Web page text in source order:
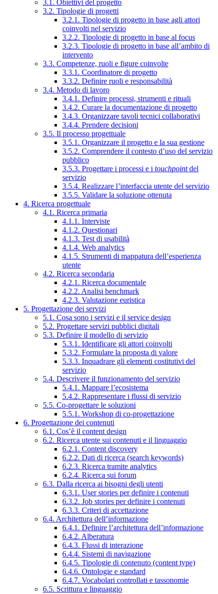
3.1. Obiettivi del progetto
3.2. Tipologie di progetti
3.2.1. Tipologie di progetto in base agli attori
coinvolti nel servizio
3.2.2. Tipologie di progetto in base al focus
3.2.3. Tipologie di progetto in base all’ambito di
intervento
3.3. Competenze, ruoli e figure coinvolte
3.3.1. Coordinatore di progetto
3.3.2. Definire ruoli e responsabilità
3.4. Metodo di lavoro
3.4.1. Definire processi, strumenti e rituali
3.4.2. Curare la documentazione di progetto
3.4.3. Organizzare tavoli tecnici collaborativi
3.4.4. Prendere decisioni
3.5. Il processo progettuale
3.5.1. Organizzare il progetto e la sua gestione
3.5.2. Comprendere il contesto d’uso del servizio
pubblico
3.5.3. Progettare i processi e i touchpointdel
servizio
3.5.4. Realizzare l’interfaccia utente del servizio
3.5.5. Validare la soluzione ottenuta
4. Ricerca progettuale
4.1. Ricerca primaria
4.1.1. Interviste
4.1.2. Questionari
4.1.3. Test di usabilità
4.1.4. Web analytics
4.1.5. Strumenti di mappatura dell’esperienza
utente
4.2. Ricerca secondaria
4.2.1. Ricerca documentale
4.2.2. Analisi benchmark
4.2.3. Valutazione euristica
5. Progettazione dei servizi
5.1. Cosa sono i servizi e il service design
5.2. Progettare servizi pubblici digitali
5.3. Definire il modello di servizio
5.3.1. Identificare gli attori coinvolti
5.3.2. Formulare la proposta di valore
5.3.3. Inquadrare gli elementi costitutivi del
servizio
5.4. Descrivere il funzionamento del servizio
5.4.1. Mappare l’ecosistema
5.4.2. Rappresentare i flussi di servizio
5.5. Co-progettare le soluzioni
5.5.1. Workshop di co-progettazione
6. Progettazione dei contenuti
6.1. Cos’è il content design
6.2. Ricerca utente sui contenuti e il linguaggio
6.2.1. Content discovery
6.2.2. Dati di ricerca (search keywords)
6.2.3. Ricerca tramite analytics
6.2.4. Ricerca sui forum
6.3. Dalla ricerca ai bisogni degli utenti
6.3.1. User stories per definire i contenuti
6.3.2. Job stories per definire i contenuti
6.3.3. Criteri di accettazione
6.4. Architettura dell’informazione
6.4.1. Definire l’architettura dell’informazione
6.4.2. Alberatura
6.4.3. Flussi di interazione
6.4.4. Sistemi di navigazione
6.4.5. Tipologie di contenuto (content type)
6.4.6. Ontologie e standard
6.4.7. Vocabolari controllati e tassonomie
6.5. Scrittura e linguaggio